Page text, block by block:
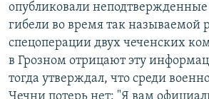
опубликовали неподтвержденные
гибели во время так называемой
спецоперации двух чеченских
в Грозном отрицают эту
тогда утверждал, что среди